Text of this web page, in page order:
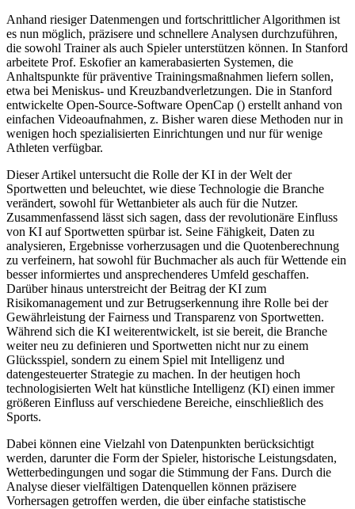
Anhand riesiger Datenmengen und fortschrittlicher Algorithmen ist
es‌ nun möglich, präzisere und schnellere ⁣Analysen durchzuführen,
⁣die sowohl​ Trainer ⁢als auch Spieler unterstützen können. In Stanford
arbeitete Prof. Eskofier an kamerabasierten Systemen, die
Anhaltspunkte für präventive Trainingsmaßnahmen liefern sollen,
etwa bei Meniskus- und Kreuzbandverletzungen. Die in Stanford
entwickelte Open-Source-Software OpenCap () erstellt anhand von
einfachen Videoaufnahmen, z. Bisher waren diese Methoden nur in
wenigen hoch spezialisierten Einrichtungen und nur für wenige
Athleten verfügbar.
Dieser Artikel untersucht die Rolle der KI in der Welt der
Sportwetten und beleuchtet, wie diese Technologie die Branche
verändert, sowohl für Wettanbieter als auch für die Nutzer.
Zusammenfassend lässt sich sagen, dass der revolutionäre Einfluss
von KI auf Sportwetten spürbar ist. Seine Fähigkeit, Daten zu
analysieren, Ergebnisse vorherzusagen und die Quotenberechnung
zu verfeinern, hat sowohl für Buchmacher als auch für Wettende ein
besser informiertes und ansprechenderes Umfeld geschaffen.
Darüber hinaus unterstreicht der Beitrag der KI zum
Risikomanagement und zur Betrugserkennung ihre Rolle bei der
Gewährleistung der Fairness und Transparenz von Sportwetten.
Während sich die KI weiterentwickelt, ist sie bereit, die Branche
weiter neu zu definieren und Sportwetten nicht nur zu einem
Glücksspiel, sondern zu einem Spiel mit Intelligenz und
datengesteuerter Strategie zu machen. In der heutigen hoch‌
technologisierten​ Welt hat künstliche Intelligenz (KI) einen immer
größeren Einfluss auf verschiedene⁤ Bereiche, einschließlich des
Sports.
Dabei können eine Vielzahl von Datenpunkten berücksichtigt
werden, darunter die Form der Spieler, historische Leistungsdaten,
Wetterbedingungen und sogar die Stimmung der Fans. Durch die
Analyse dieser vielfältigen Datenquellen können präzisere
Vorhersagen getroffen werden, die über einfache statistische